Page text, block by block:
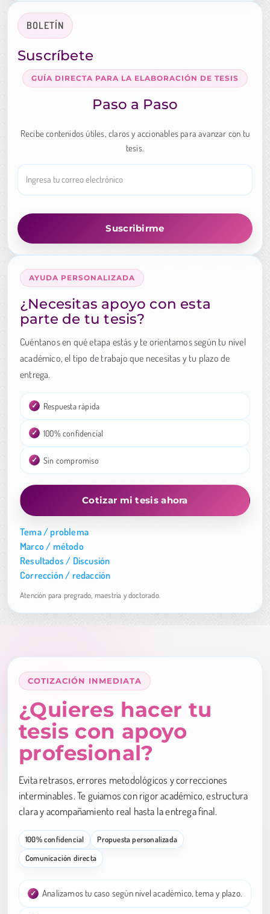
BOLETÍN
Suscríbete
GUÍA DIRECTA PARA LA ELABORACIÓN DE TESIS
Paso a Paso
Recibe contenidos útiles, claros y accionables para avanzar con tu
tesis.
AYUDA PERSONALIZADA
¿Necesitas apoyo con esta
parte de tu tesis?
Cuéntanos en qué etapa estás y te orientamos según tu nivel
académico, el tipo de trabajo que necesitas y tu plazo de
entrega.
Respuesta rápida
100% confidencial
Sin compromiso
Cotizar mi tesis ahora
Tema / problema
Marco / método
Resultados / Discusión
Corrección / redacción
Atención para pregrado, maestría y doctorado.
COTIZACIÓN INMEDIATA
¿Quieres hacer tu
tesis con apoyo
profesional?
Evita retrasos, errores metodológicos y correcciones
interminables. Te guiamos con rigor académico, estructura
clara y acompañamiento real hasta la entrega final.
100% confidencial
Propuesta personalizada
Comunicación directa
Analizamos tu caso según nivel académico, tema y plazo.